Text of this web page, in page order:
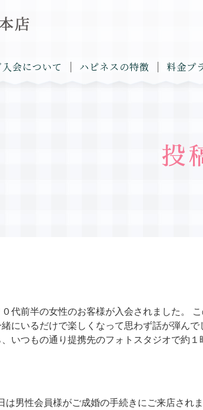
入会について ハピネスの特徴 料金プ
投
代前半の女性のお客様が入会されました。
にいるだけで楽しくなって思わず話が弾ん
いつもの通り提携先のフォトスタジオで約
は男性会員様がご成婚の手続きにご来店され